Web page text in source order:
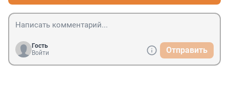
Гость
Войти
Отправить